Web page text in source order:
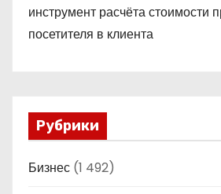
инструмент расчёта стоимости
посетителя в клиента
Рубрики
Бизнес (1 492)